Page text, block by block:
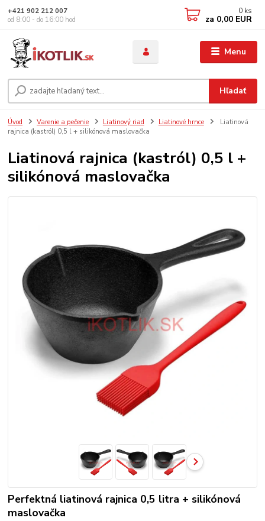
Menu
Hľadať
+421 902 212 007
od 8:00 - do 16:00 hod
0 ks
za 0,00 EUR
Úvod Varenie a pečenie Liatinový riad Liatinové hrnce
Liatinová
rajnica (kastról) 0,5 l + silikónová maslovačka
Liatinová rajnica (kastról) 0,5 l +
silikónová maslovačka
Perfektná liatinová rajnica 0,5 litra + silikónová
maslovačka